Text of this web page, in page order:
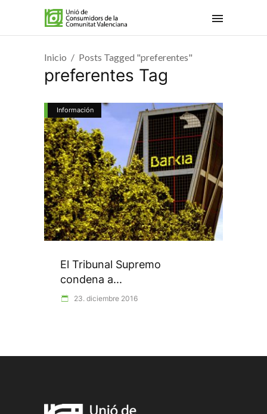
Inicio Posts Tagged "preferentes"
preferentes Tag
Información
El Tribunal Supremo
condena a...
23. diciembre 2016